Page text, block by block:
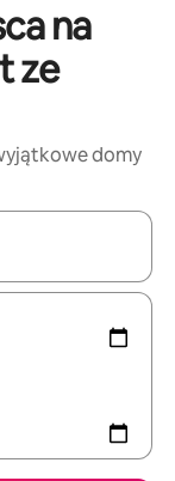
na
ze
domy
poruszać się po